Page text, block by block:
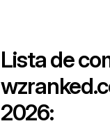
Lista de
2026: